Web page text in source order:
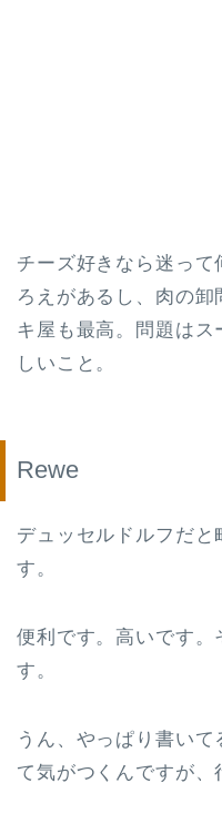
チーズ好きなら迷っ
ろえがあるし、肉の
キ屋も最高。問題は
しいこと。
Rewe
デュッセルドルフだと
す。
便利です。高いです。
す。
うん、やっぱり書い
て気がつくんですが、